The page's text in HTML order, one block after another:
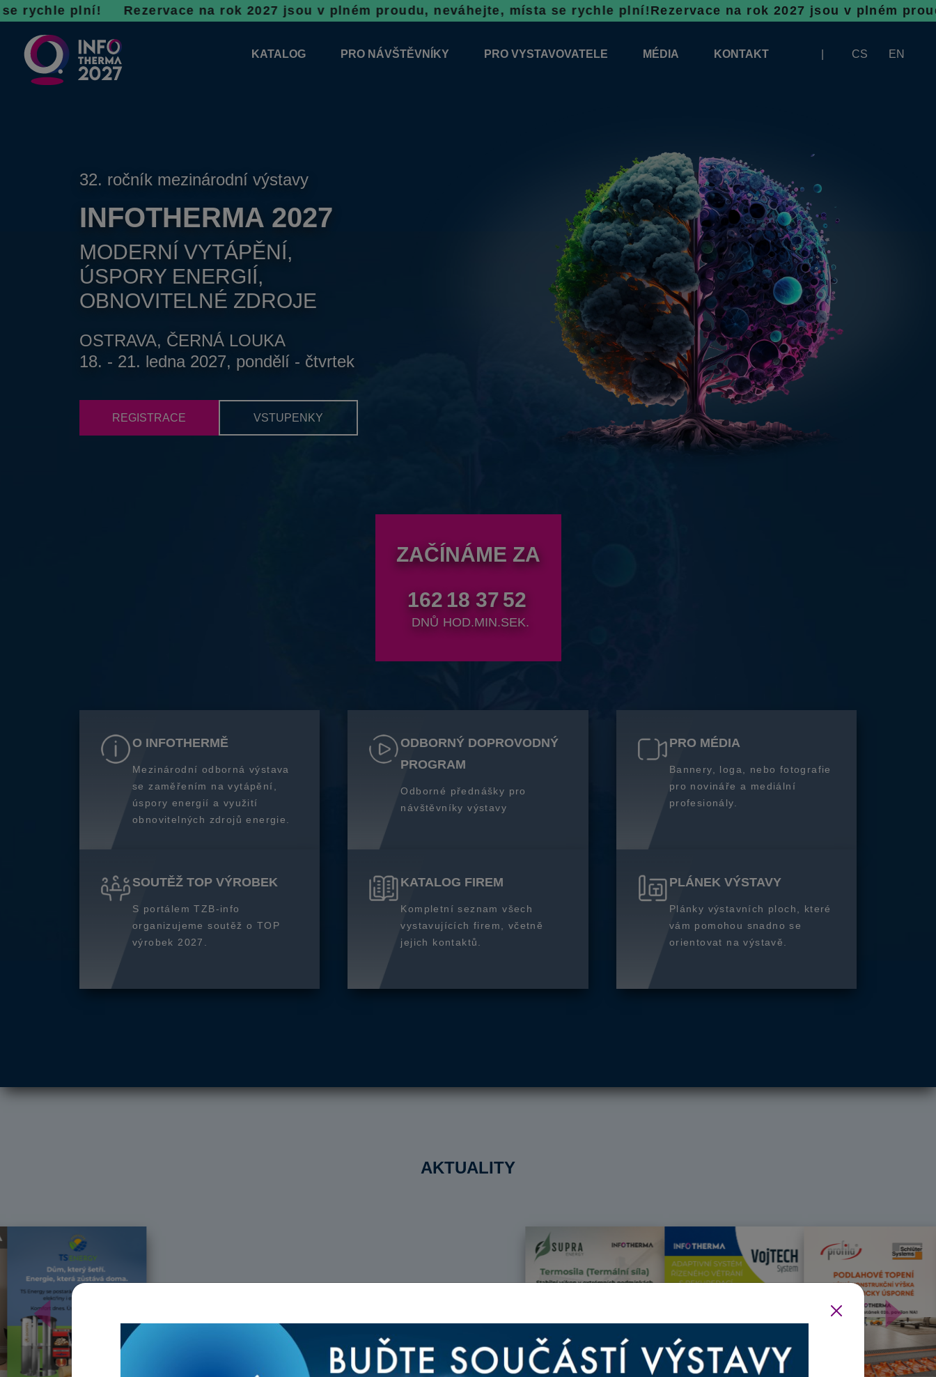
R ezervace na rok 2027 jsou v plném proudu, neváhejte, místa se rychle plní!Rezervace na rok 2027 jsou v plném proudu,
KATALOG PRO NÁVŠTĚVNÍKY PRO VYSTAVOVATELE MÉDIA
ZÁŠTITY VÝSTAVY INFOTHERMA
FOTOGALERIE
KONTAKT CS EN
32. ročník mezinárodní výstavy
INFOTHERMA 2027
MODERNÍ VYTÁPĚNÍ,
ÚSPORY ENERGIÍ,
OBNOVITELNÉ ZDROJE
OSTRAVA, ČERNÁ LOUKA
18. - 21. ledna 2027, pondělí - čtvrtek
REGISTRACE VSTUPENKY
ZAČÍNÁME ZA
162
DNŮ
18
HOD.
37
MIN.
50
SEK.
O INFOTHERMĚ
Mezinárodní odborná výstava
se zaměřením na vytápění,
úspory energií a využití
obnovitelných zdrojů energie.
ODBORNÝ DOPROVODNÝ
PROGRAM
Odborné přednášky pro
návštěvníky výstavy
PRO MÉDIA
Bannery, loga, nebo fotografie
pro novináře a mediální
profesionály.
SOUTĚŽ TOP VÝROBEK
S portálem TZB-info
organizujeme soutěž o TOP
výrobek 2027.
KATALOG FIREM
Kompletní seznam všech
vystavujících firem, včetně
jejich kontaktů.
PLÁNEK VÝSTAVY
Plánky výstavních ploch, které
vám pomohou snadno se
orientovat na výstavě.
AKTUALITY
Předchozí Další